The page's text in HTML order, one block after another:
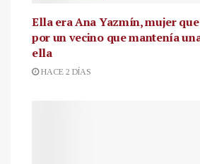
Ella era Ana Yazmín, mujer
por un vecino que mantenía
ella
HACE 2 DÍAS